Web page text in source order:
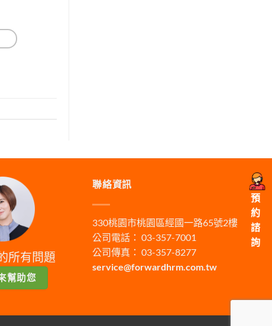
所有問題
幫助您
聯絡資訊
330桃園市桃園區經國一路65號2樓
公司電話： 03-357-7001
公司傳真： 03-357-8277
service@forwardhrm.com.tw
預
約
諮
詢